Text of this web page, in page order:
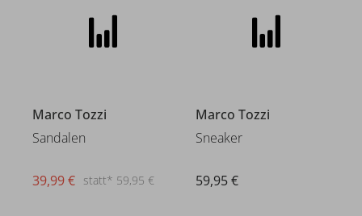
Marco Tozzi
Sandalen
statt* 59,95 €
39,99 €
Marco Tozzi
Sneaker
59,95 €